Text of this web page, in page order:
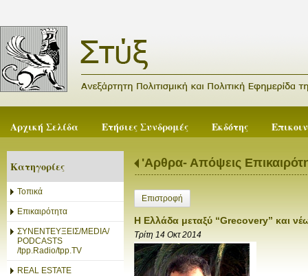
Αρχική Σελίδα Ετήσιες Συνδρομές Εκδότης
Κατηγορίες
Τοπικά
Επικαιρότητα
ΣΥΝΕΝΤΕΥΞΕΙΣ/MEDIA/
PODCASTS
/tpp.Radio/tpp.TV
REAL ESTATE
'Αρθρα- Απόψεις
Επιστροφή
Η Ελλάδα μεταξύ “Grecovery” και
Τρίτη 14 Οκτ 2014